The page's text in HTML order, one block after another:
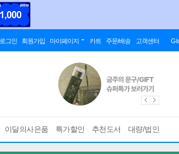
로그인 회원가입 마이페이지 카트 주문/배송 고객센터
이달의사은품 특가할인 추천도서 대량/법인